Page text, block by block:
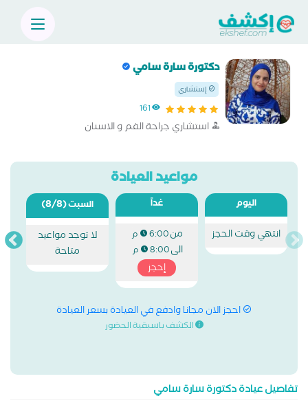
دكتورة سارة سامي
إستشاري
161
استشاري جراحة الفم و الاسنان
مواعيد العيادة
اليوم
انتهي وقت الحجز
غداً
من6:00 م
الى8:00 م
إحجز
السبت(8/8)
لا توجد مواعيد
متاحة
احجز الان مجانا وادفع في العيادة بسعر العيادة
الكشف باسبقية الحضور
تفاصيل عيادة دكتورة سارة سامي